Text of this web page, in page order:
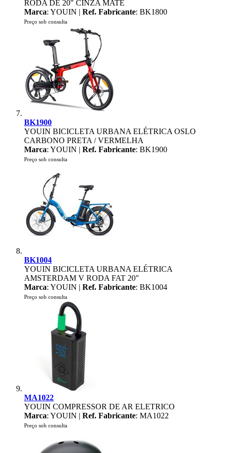
RODA DE 20" CINZA MATE
Marca: YOUIN | Ref. Fabricante: BK1800
Preço sob consulta
BK1900
YOUIN BICICLETA URBANA ELÉTRICA OSLO
CARBONO PRETA / VERMELHA
Marca: YOUIN | Ref. Fabricante: BK1900
Preço sob consulta
BK1004
YOUIN BICICLETA URBANA ELÉTRICA
AMSTERDAM V RODA FAT 20"
Marca: YOUIN | Ref. Fabricante: BK1004
Preço sob consulta
MA1022
YOUIN COMPRESSOR DE AR ELETRICO
Marca: YOUIN | Ref. Fabricante: MA1022
Preço sob consulta